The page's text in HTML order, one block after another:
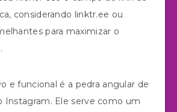
considerando linktr.ee ou
para maximizar o
e funcional é a pedra angular de
Instagram. Ele serve como um